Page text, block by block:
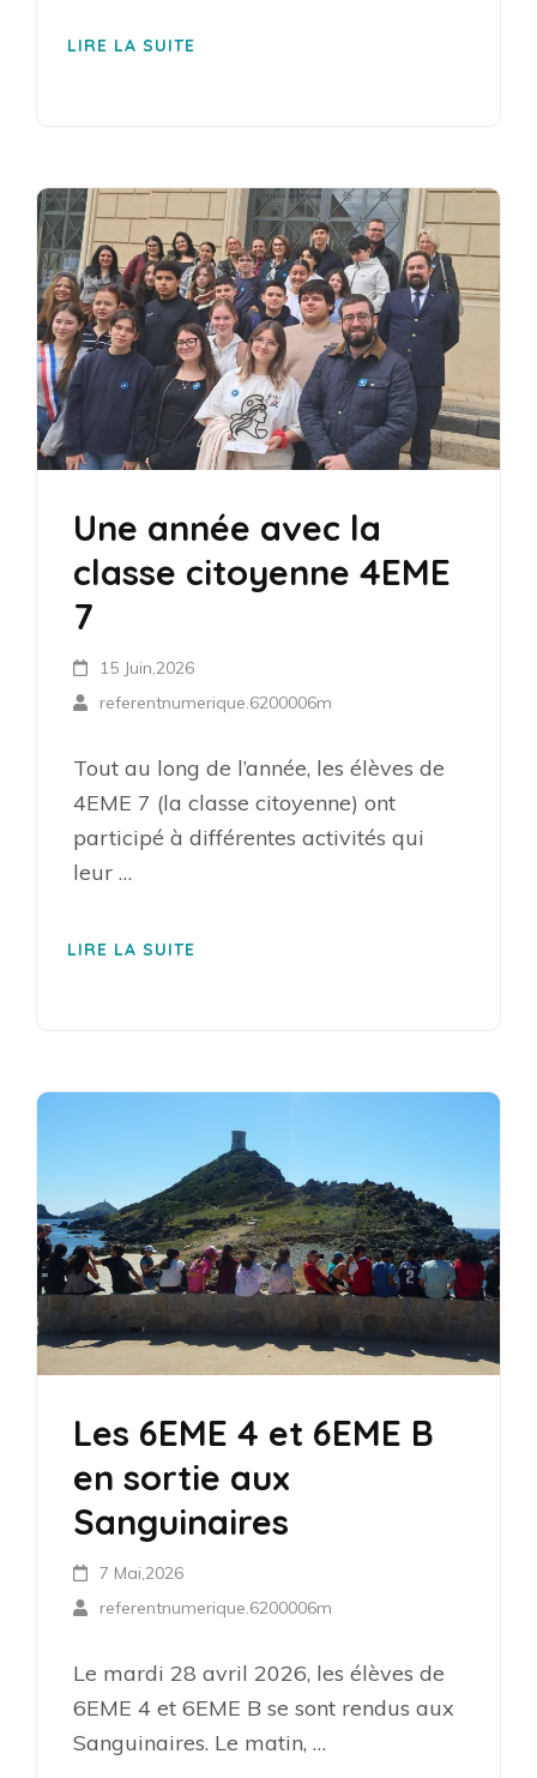
LIRE LA SUITE
Une année avec la
classe citoyenne 4EME
7
15 Juin,2026
referentnumerique.6200006m
Tout au long de l’année, les élèves de
4EME 7 (la classe citoyenne) ont
participé à différentes activités qui
leur …
LIRE LA SUITE
Les 6EME 4 et 6EME B
en sortie aux
Sanguinaires
7 Mai,2026
referentnumerique.6200006m
Le mardi 28 avril 2026, les élèves de
6EME 4 et 6EME B se sont rendus aux
Sanguinaires. Le matin, …